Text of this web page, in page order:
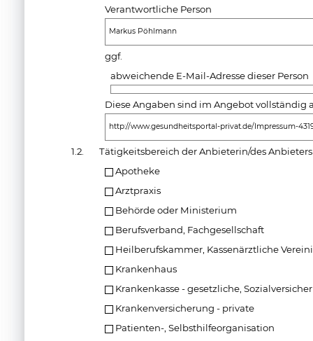
Verantwortliche Person
Markus Pöhlmann
ggf.
abweichende E-Mail-Adresse dieser Person
Diese Angaben sind im Angebot
http://www.gesundheitsportal-privat.de/Impressum-
1.2.
Tätigkeitsbereich der Anbieterin/des Anbieters
Apotheke
Arztpraxis
Behörde oder Ministerium
Berufsverband, Fachgesellschaft
Heilberufskammer, Kassenärztliche
Krankenhaus
Krankenkasse - gesetzliche,
Krankenversicherung - private
Patienten-, Selbsthilfeorganisation